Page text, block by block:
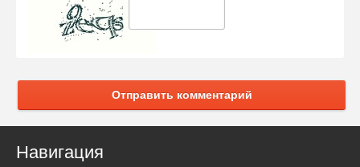
Отправить комментарий
Навигация